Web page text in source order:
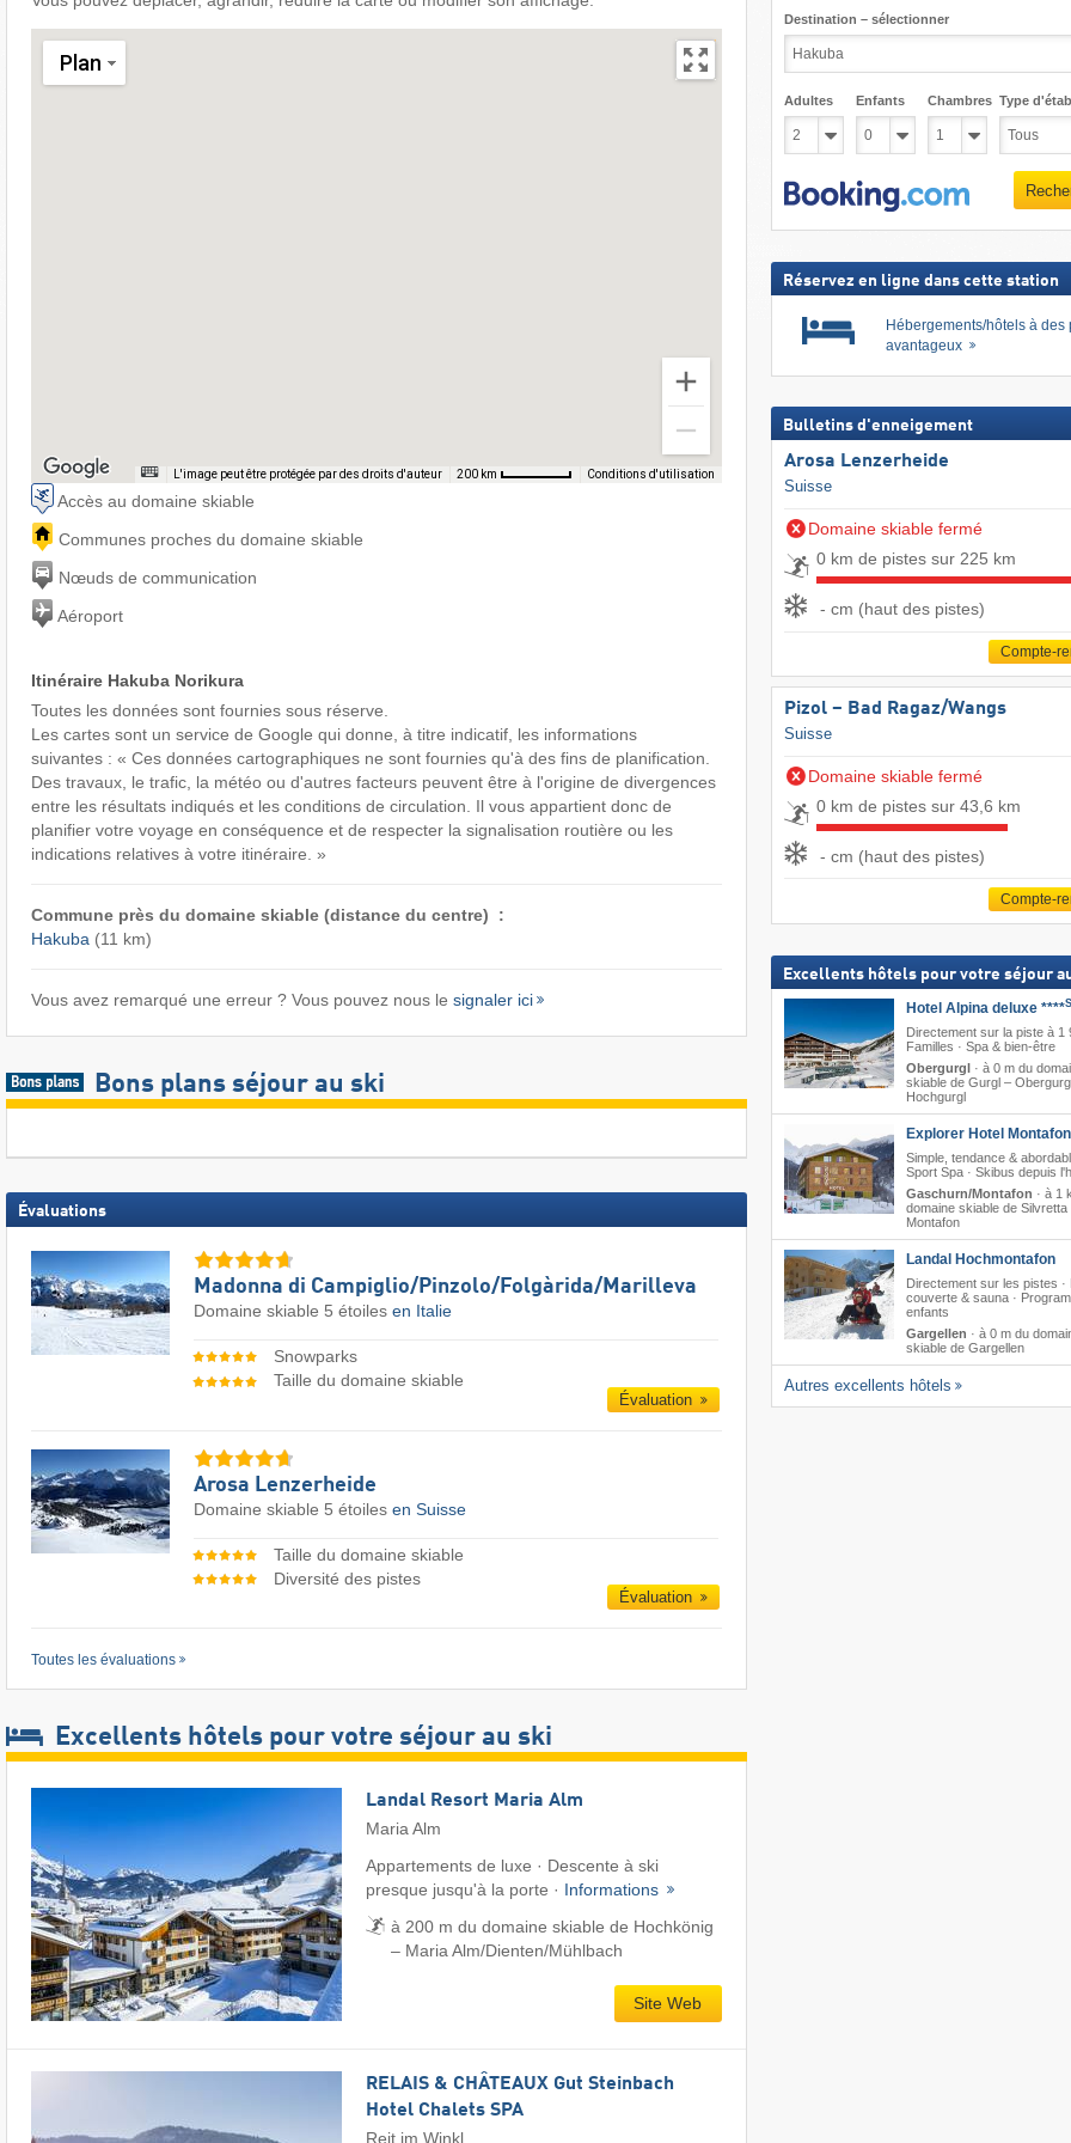
Plan
L'image peut être protégée par des droits d'auteur 200 km Conditions d'utilisation
Accès au domaine skiable
Communes proches du domaine skiable
Nœuds de communication
Aéroport
Itinéraire Hakuba Norikura
Toutes les données sont fournies sous réserve.
Les cartes sont un service de Google qui donne, à titre indicatif, les informations
suivantes : « Ces données cartographiques ne sont fournies qu'à des fins de planification.
Des travaux, le trafic, la météo ou d'autres facteurs peuvent être à l'origine de divergences
entre les résultats indiqués et les conditions de circulation. Il vous appartient donc de
planifier votre voyage en conséquence et de respecter la signalisation routière ou les
indications relatives à votre itinéraire. »
Commune près du domaine skiable (distance du centre) :
Hakuba (11 km)
Vous avez remarqué une erreur ? Vous pouvez nous le signaler ici
Bons plans séjour au ski
Évaluations
Madonna di Campiglio/​Pinzolo/​Folgàrida/​Marilleva
Domaine skiable 5 étoiles en Italie
Snowparks
Taille du domaine skiable
Évaluation
Arosa Lenzerheide
Domaine skiable 5 étoiles en Suisse
Taille du domaine skiable
Diversité des pistes
Évaluation
Toutes les évaluations
Excellents hôtels pour votre séjour au ski
Landal Resort Maria Alm
Maria Alm
Appartements de luxe · Descente à ski
presque jusqu'à la porte · Informations
à 200 m du domaine skiable de Hochkönig
– Maria Alm/​Dienten/​Mühlbach
Site Web
RELAIS & CHÂTEAUX Gut Steinbach
Hotel Chalets SPA
Reit im Winkl
Destination – sélectionner
Adultes Enfants Chambres Type
Réservez en ligne dans cette station
Hébergements/hôtels à des
avantageux
Bulletins d'enneigement
Arosa Lenzerheide
Suisse
Domaine skiable fermé
0 km de pistes sur 225 km
- cm (haut des pistes)
Compte-
Pizol – Bad Ragaz/​Wangs
Suisse
Domaine skiable fermé
0 km de pistes sur 43,6 km
- cm (haut des pistes)
Compte-
Excellents hôtels pour votre séjour
Hotel Alpina deluxe ****S
Directement sur la piste à 1
Familles · Spa & bien-être
Obergurgl· à 0 m du
skiable de Gurgl –
Hochgurgl
Explorer Hotel Montafon
Simple, tendance &
Sport Spa · Skibus depuis
Gaschurn/Montafon · à 1
domaine skiable de Silvretta
Montafon
Landal Hochmontafon
Directement sur les pistes ·
couverte & sauna ·
enfants
Gargellen · à 0 m du
skiable de Gargellen
Autres excellents hôtels